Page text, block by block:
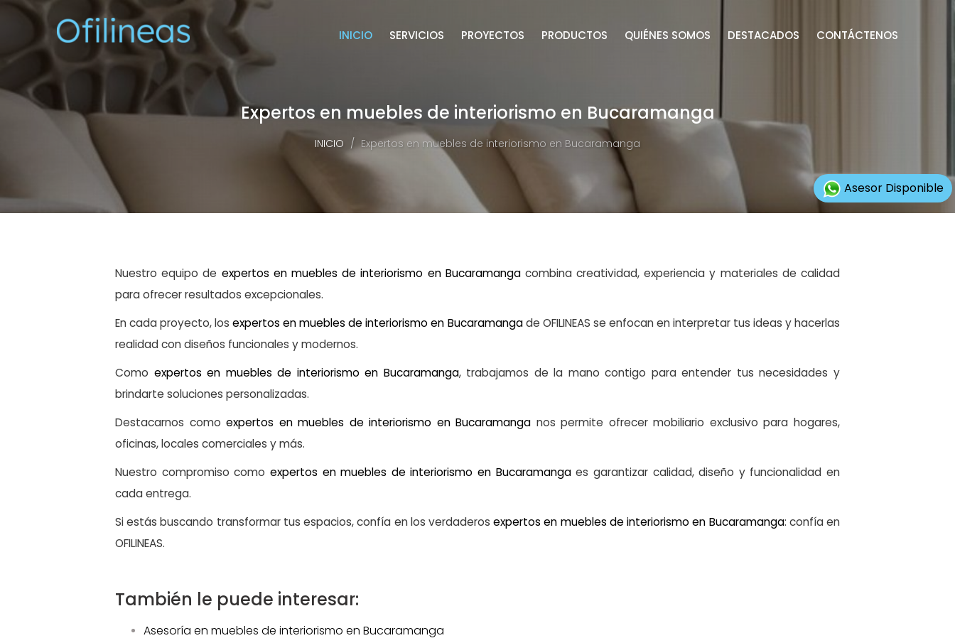
INICIO SERVICIOS PROYECTOS PRODUCTOS QUIÉNES SOMOS DESTACADOS CONTÁCTENOS
Expertos en muebles de interiorismo en Bucaramanga
INICIO Expertos en muebles de interiorismo en Bucaramanga
Nuestro equipo de expertos en muebles de interiorismo en Bucaramangacombina creatividad, experiencia y materiales de calidad
para ofrecer resultados excepcionales.
En cada proyecto, losexpertos en muebles de interiorismo en Bucaramangade OFILINEAS se enfocan en interpretar tus ideas y hacerlas
realidad con diseños funcionales y modernos.
Como expertos en muebles de interiorismo en Bucaramanga, trabajamos de la mano contigo para entender tus necesidades y
brindarte soluciones personalizadas.
Destacarnos comoexpertos en muebles de interiorismo en Bucaramanga nos permite ofrecer mobiliario exclusivo para hogares,
oficinas, locales comerciales y más.
Nuestro compromiso como expertos en muebles de interiorismo en Bucaramangaes garantizar calidad, diseño y funcionalidad en
cada entrega.
Si estás buscando transformar tus espacios, confía en los verdaderosexpertos en muebles de interiorismo en Bucaramanga: confía en
OFILINEAS.
También le puede interesar:
Asesoría en muebles de interiorismo en Bucaramanga
Asesor Disponible